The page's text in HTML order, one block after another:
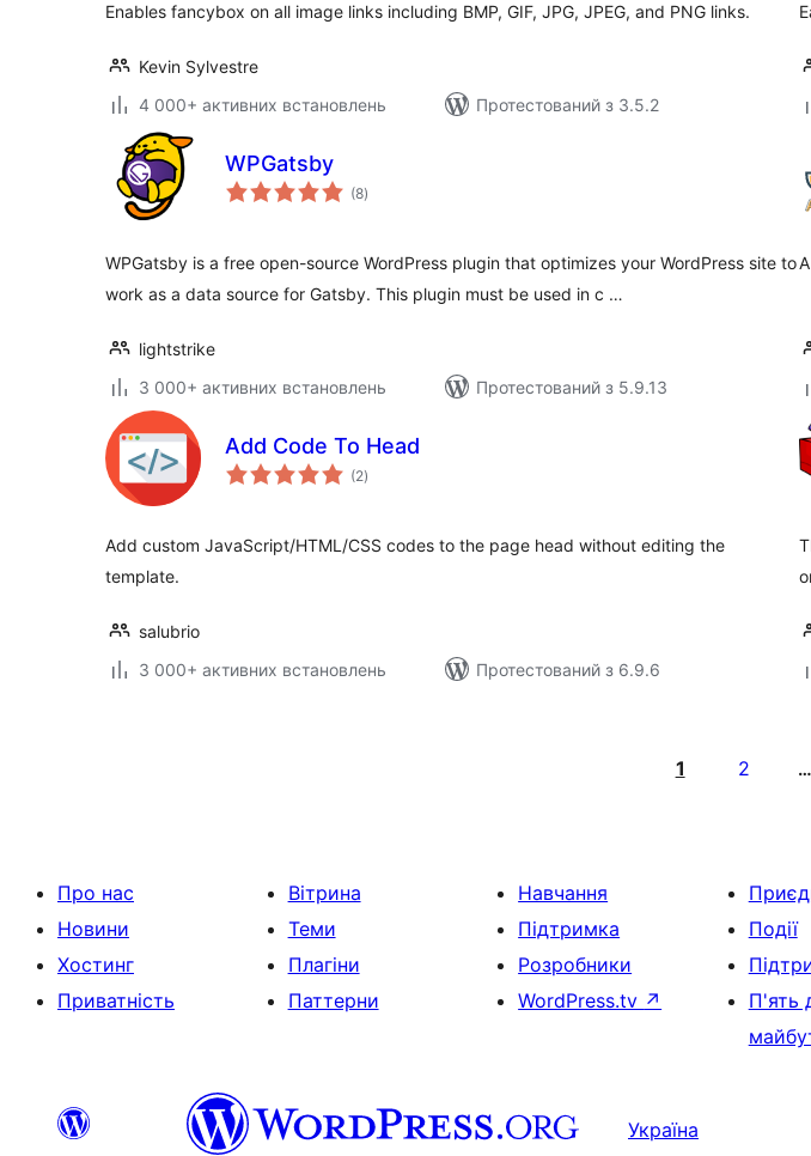
Enables fancybox on all image links including BMP, GIF, JPG, JPEG, and PNG links.
Kevin Sylvestre
4 000+ активних встановлень
Протестований з 3.5.2
WPGatsby
(8загальний
рейтинг
)
WPGatsby is a free open-source WordPress plugin that optimizes your WordPress site to
work as a data source for Gatsby. This plugin must be used in c …
lightstrike
3 000+ активних встановлень
Протестований з 5.9.13
Add Code To Head
(2загальний
рейтинг
)
Add custom JavaScript/HTML/CSS codes to the page head without editing the
template.
salubrio
3 000+ активних встановлень
Протестований з 6.9.6
1 2 …
Про нас
Новини
Хостинг
Приватність
Вітрина
Теми
Плагіни
Паттерни
Навчання
Підтримка
Розробники
WordPress.tv ↗
Події
П'ять
Україна